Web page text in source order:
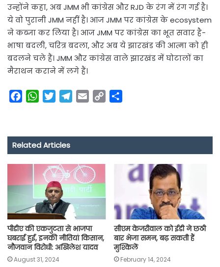
उन्होंने कहा, अब JMM भी कांग्रेस और RJD के रंग में रंग गई है।
ये वो पुरानी JMM नहीं है। आज JMM पर कांग्रेस के ecosystem
ने कब्जा कर लिया है। आज JMM पर कांग्रेस का भूत सवार है-
भाषा बदली, चरित्र बदला, और अब ये झारखंड की आत्मा को ही
बदलने चले हैं। JMM और कांग्रेस वाले झारखंड में घोटालों का
मैराथन कराने में लगे हैं।
e
b
k
W
t
s
p
p
t
t
r
e
a
m
i
y
k
r
Related Articles
पीडीए की एकजुटता से भाजपा
घबराई हुई, इनकी नीतियां किसान,
नौजवान विरोधी: अखिलेश यादव
August 31, 2024
सीएम केजरीवाल को ईडी ने छठी
बार भेजा समन, बढ़ सकती हैं
मुश्किलें
February 14, 2024